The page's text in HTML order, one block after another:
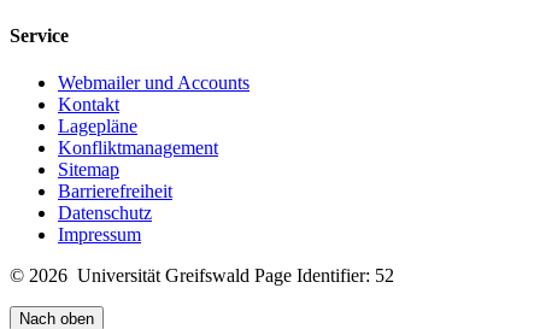
Service
Webmailer und Accounts
Kontakt
Lagepläne
Konfliktmanagement
Sitemap
Barrierefreiheit
Datenschutz
Impressum
© 2026 Universität Greifswald Page Identifier: 52
Nach oben